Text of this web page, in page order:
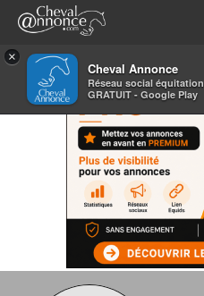
×
Cheval Annonce
Réseau social équitation
GRATUIT - Google Play